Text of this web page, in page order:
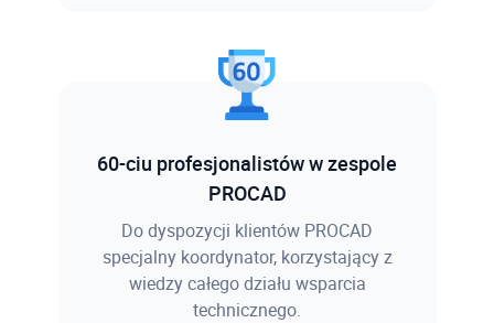
60-ciu profesjonalistów w zespole
PROCAD
Do dyspozycji klientów PROCAD
specjalny koordynator, korzystający z
wiedzy całego działu wsparcia
technicznego.